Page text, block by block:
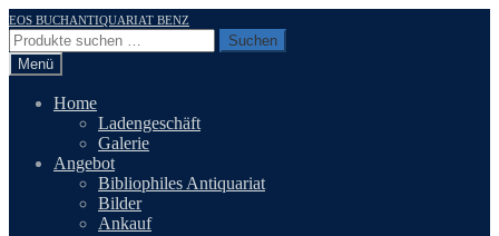
Zur
Navigation
springen
Zum
Inhalt
springen
EOS BUCHANTIQUARIAT BENZ
Suchen
nach:
Suchen
Menü
Home
Ladengeschäft
Galerie
Angebot
Bibliophiles Antiquariat
Bilder
Ankauf